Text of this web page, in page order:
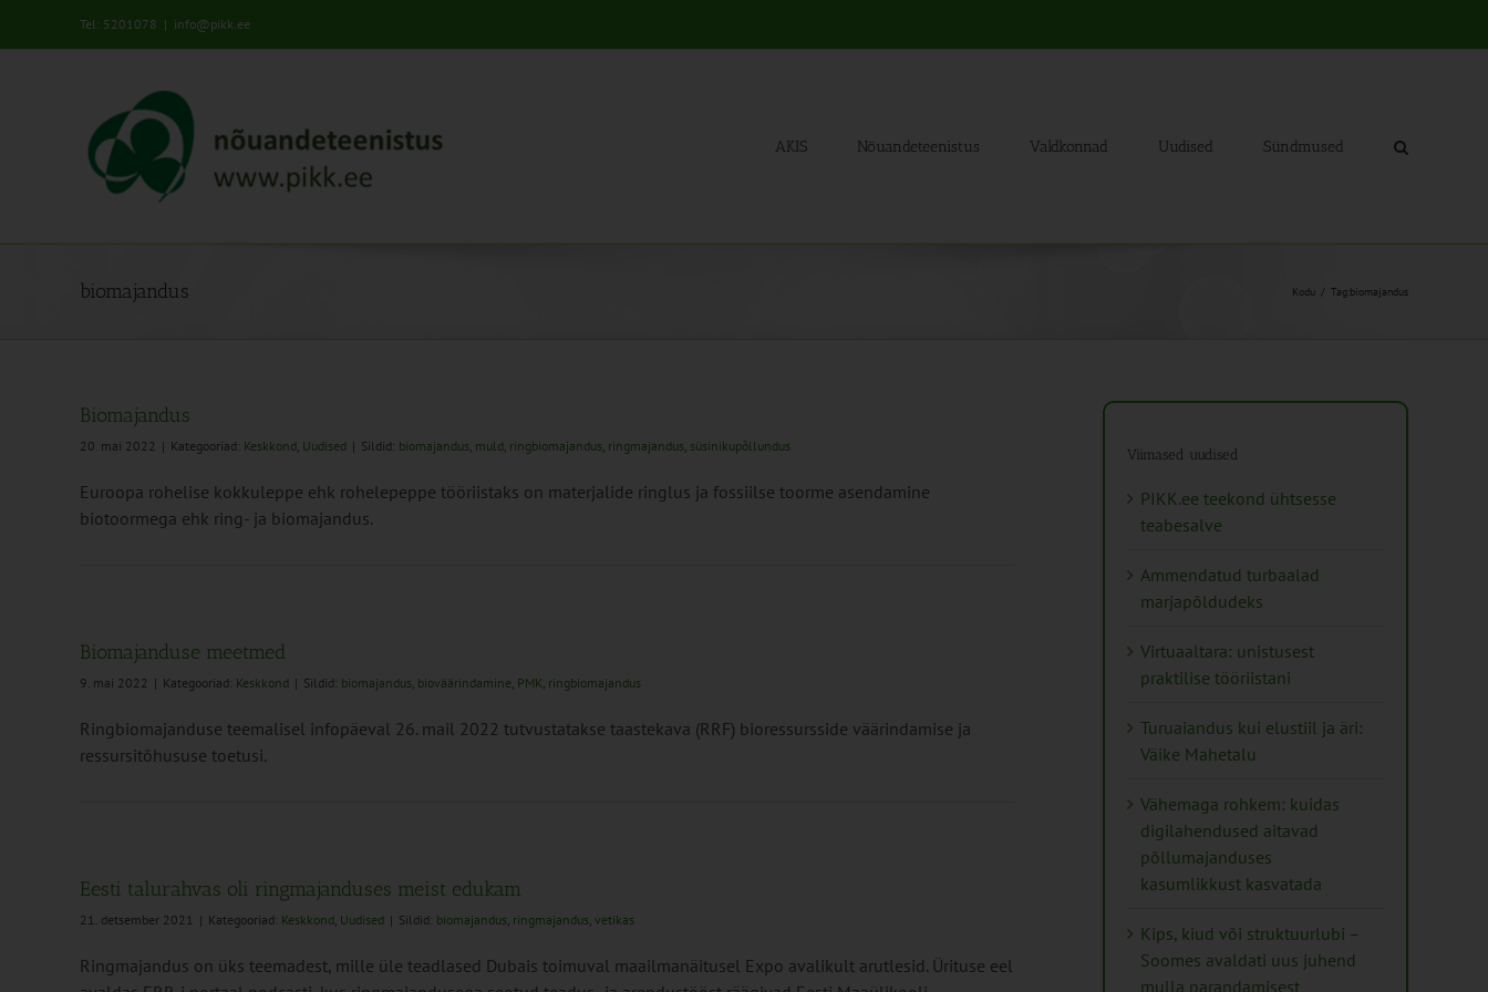
Tel: 5201078 | info@pikk.ee
AKIS Nõuandeteenistus Valdkonnad Uudised Sündmused
biomajandus Kodu Tag:biomajandus
Biomajandus
20. mai 2022 | Kategooriad: Keskkond, Uudised | Sildid: biomajandus, muld, ringbiomajandus, ringmajandus, süsinikupõllundus
Euroopa rohelise kokkuleppe ehk rohelepeppe tööriistaks on materjalide ringlus ja fossiilse toorme asendamine
biotoormega ehk ring- ja biomajandus.
Biomajanduse meetmed
9. mai 2022 | Kategooriad: Keskkond | Sildid: biomajandus, bioväärindamine, PMK, ringbiomajandus
Ringbiomajanduse teemalisel infopäeval 26. mail 2022 tutvustatakse taastekava (RRF) bioressursside väärindamise ja
ressursitõhususe toetusi.
Eesti talurahvas oli ringmajanduses meist edukam
21. detsember 2021 | Kategooriad: Keskkond, Uudised | Sildid: biomajandus, ringmajandus, vetikas
Ringmajandus on üks teemadest, mille üle teadlased Dubais toimuval maailmanäitusel Expo avalikult arutlesid. Ürituse eel
Viimased uudised
PIKK.ee teekond ühtsesse
teabesalve
Ammendatud turbaalad
marjapõldudeks
Virtuaaltara: unistusest
praktilise tööriistani
Turuaiandus kui elustiil ja äri:
Väike Mahetalu
Vähemaga rohkem: kuidas
digilahendused aitavad
põllumajanduses
kasumlikkust kasvatada
Kips, kiud või struktuurlubi –
Soomes avaldati uus juhend
mulla parandamisest